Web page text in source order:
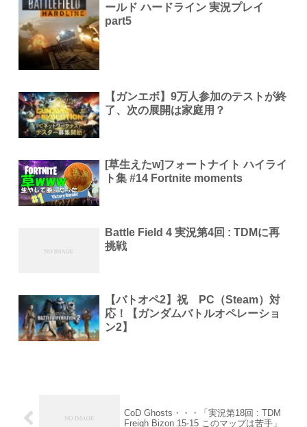
ールド ハードライン 実況プレイ
part5
【ガンエボ】9万人参加のテストが終
了、次の展開は家庭用？
[草生えたw]フォートナイト ハイライ
ト集 #14 Fortnite moments
Battle Field 4 実況第4回 : TDMに再
挑戦
【バトオペ2】祝 PC（Steam）対
応！【ガンダムバトルオペレーショ
ン2】
CoD Ghosts・・・「実況第18回 : TDM
Freigh Bizon 15-15 このマップは苦手」